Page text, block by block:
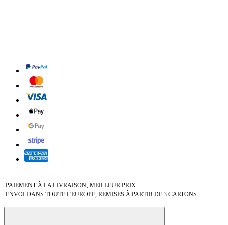
PAIEMENT À LA LIVRAISON, MEILLEUR PRIX
ENVOI DANS TOUTE L'EUROPE, REMISES À PARTIR DE 3 CARTONS